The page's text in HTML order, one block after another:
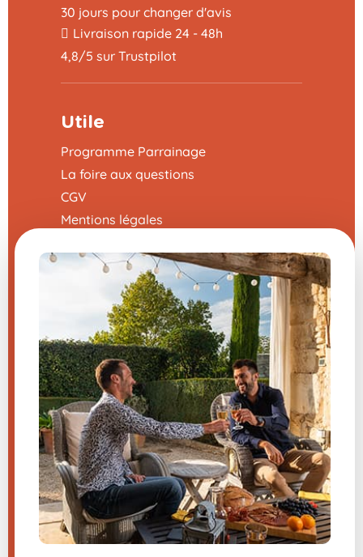
30 jours pour changer d'avis
Livraison rapide 24 - 48h
4,8/5 sur Trustpilot
Utile
Programme Parrainage
La foire aux questions
CGV
Mentions légales
Modifier mes préférences en matière de
cookies
Une question sur un de nos
produits ?
Nous vous répondons sans attendre du
lundi au vendredi de 8h-12h / 13h-16h
04 66 36 66 03
(prix d’un appel local )